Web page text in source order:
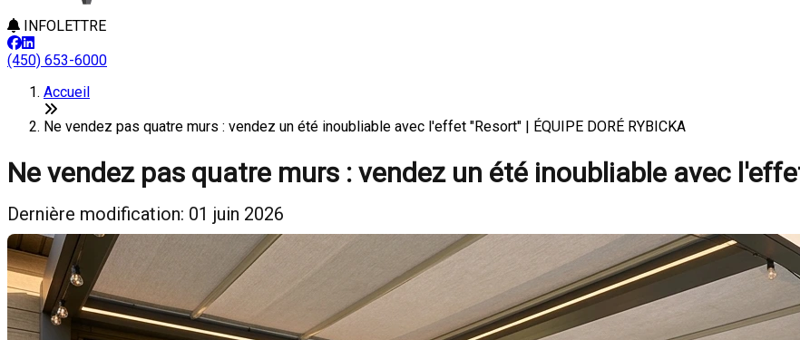
INFOLETTRE
(450) 653-6000
Accueil
Ne vendez pas quatre murs : vendez un été inoubliable avec l'effet "Resort" | ÉQUIPE DORÉ RYBICKA
Ne vendez pas quatre murs : vendez un été inoubliable avec
Dernière modification: 01 juin 2026